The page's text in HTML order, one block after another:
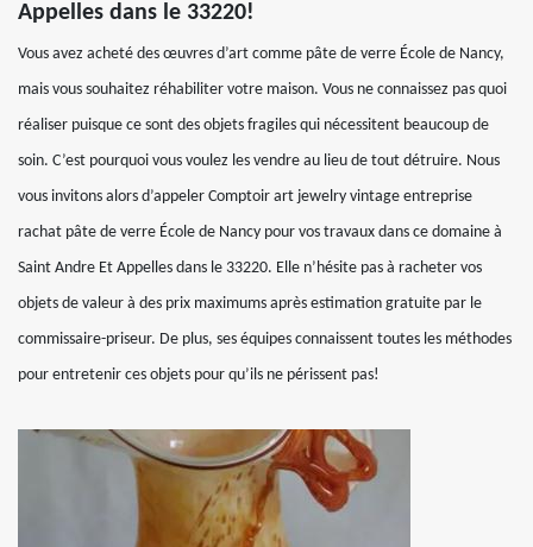
Appelles dans le 33220!
Vous avez acheté des œuvres d’art comme pâte de verre École de Nancy,
mais vous souhaitez réhabiliter votre maison. Vous ne connaissez pas quoi
réaliser puisque ce sont des objets fragiles qui nécessitent beaucoup de
soin. C’est pourquoi vous voulez les vendre au lieu de tout détruire. Nous
vous invitons alors d’appeler Comptoir art jewelry vintage entreprise
rachat pâte de verre École de Nancy pour vos travaux dans ce domaine à
Saint Andre Et Appelles dans le 33220. Elle n’hésite pas à racheter vos
objets de valeur à des prix maximums après estimation gratuite par le
commissaire-priseur. De plus, ses équipes connaissent toutes les méthodes
pour entretenir ces objets pour qu’ils ne périssent pas!